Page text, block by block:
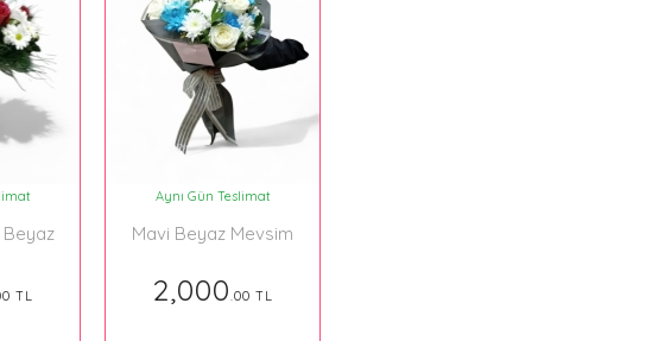
TL
Aynı Gün Teslimat
Mavi Beyaz Mevsim
2,000.00 TL